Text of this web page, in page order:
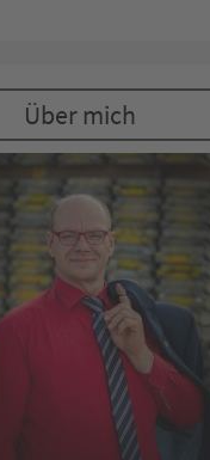
Über mich